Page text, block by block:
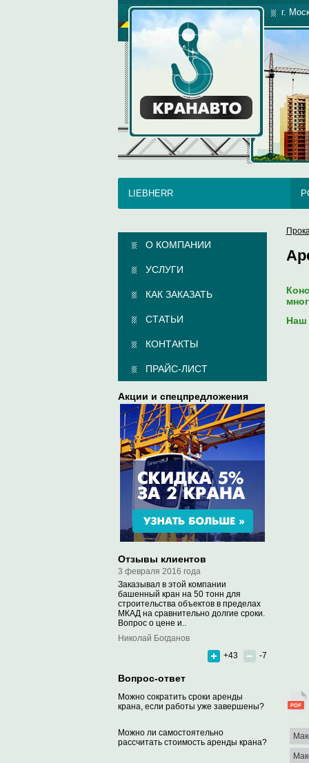
г.
LIEBHERR
О КОМПАНИИ
УСЛУГИ
КАК ЗАКАЗАТЬ
СТАТЬИ
КОНТАКТЫ
ПРАЙС-ЛИСТ
Акции и спецпредложения
Отзывы клиентов
3 февраля 2016 года
Заказывал в этой компании
башенный кран на 50 тонн для
строительства объектов в пределах
МКАД на сравнительно долгие сроки.
Вопрос о цене и..
Николай Богданов
+43
-7
Вопрос-ответ
Можно сократить сроки аренды
крана, если работы уже завершены?
Можно ли самостоятельно
рассчитать стоимость аренды крана?
Наш